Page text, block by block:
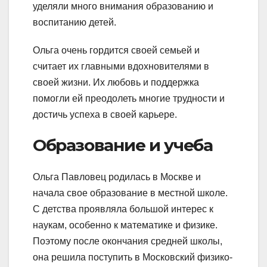
уделяли много внимания образованию и
воспитанию детей.
Ольга очень гордится своей семьей и
считает их главными вдохновителями в
своей жизни. Их любовь и поддержка
помогли ей преодолеть многие трудности и
достичь успеха в своей карьере.
Образование и учеба
Ольга Павловец родилась в Москве и
начала свое образование в местной школе.
С детства проявляла большой интерес к
наукам, особенно к математике и физике.
Поэтому после окончания средней школы,
она решила поступить в Московский физико-